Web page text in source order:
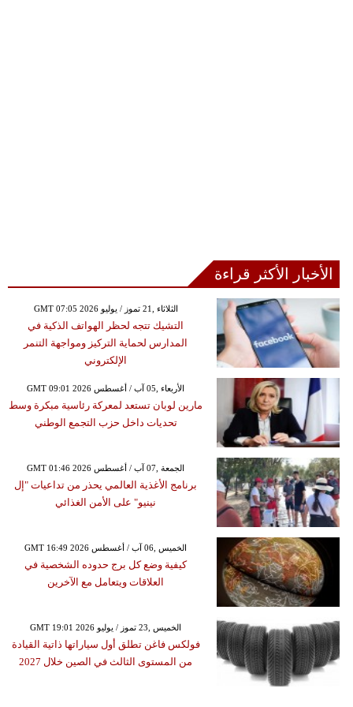
الأخبار الأكثر قراءة
GMT 07:05 2026 الثلاثاء ,21 تموز / يوليو
التشيك تتجه لحظر الهواتف الذكية في
المدارس لحماية التركيز ومواجهة التنمر
الإلكتروني
GMT 09:01 2026 الأربعاء ,05 آب / أغسطس
مارين لوبان تستعد لمعركة رئاسية مبكرة وسط
تحديات داخل حزب التجمع الوطني
GMT 01:46 2026 الجمعة ,07 آب / أغسطس
برنامج الأغذية العالمي يحذر من تداعيات "إل
نينيو" على الأمن الغذائي
GMT 16:49 2026 الخميس ,06 آب / أغسطس
كيفية وضع كل برج حدوده الشخصية في
العلاقات ويتعامل مع الآخرين
GMT 19:01 2026 الخميس ,23 تموز / يوليو
فولكس فاغن تطلق أول سياراتها ذاتية القيادة
من المستوى الثالث في الصين خلال 2027